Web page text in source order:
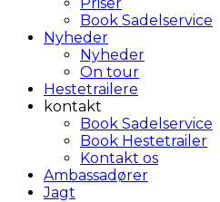
Book Sadelservice
Nyheder
Nyheder
On tour
Hestetrailere
kontakt
Book Sadelservice
Book Hestetrailer
Kontakt os
Ambassadører
Jagt